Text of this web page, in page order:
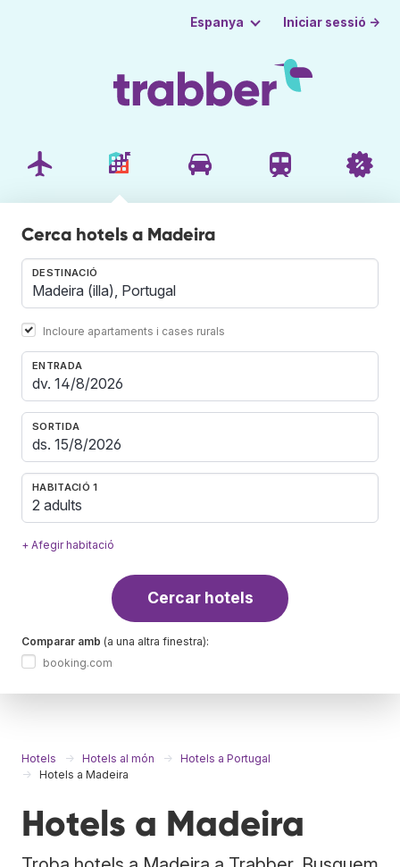
Espanya Iniciar sessió →
Cerca hotels a Madeira
DESTINACIÓ
Incloure apartaments i cases rurals
ENTRADA
SORTIDA
HABITACIÓ 1
2 adults
+ Afegir habitació
Cercar hotels
Comparar amb (a una altra finestra):
booking.com
Hotels Hotels al món
Hotels a Portugal
Hotels a Madeira
Hotels a Madeira